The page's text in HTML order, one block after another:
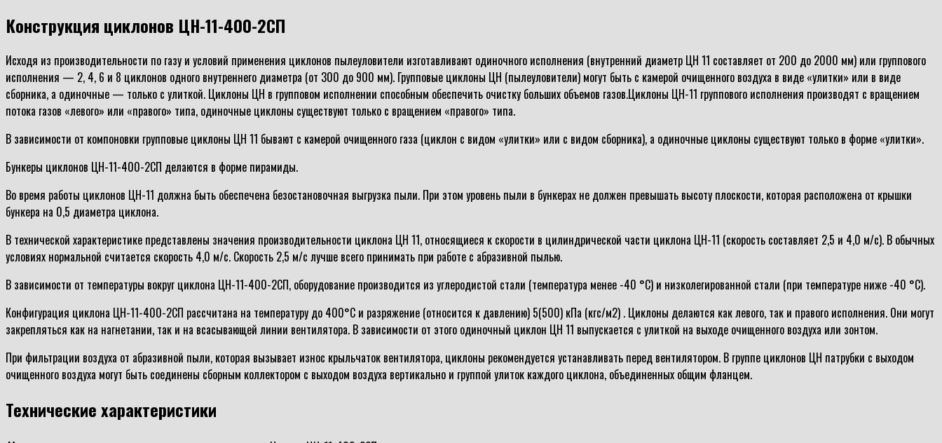
Конструкция циклонов ЦН-11-400-2СП
Исходя из производительности по газу и условий применения циклонов пылеуловители изготавливают одиночного исполнения (внутренний диаметр ЦН 11 составляет от 200 до 2000 мм) или группового
исполнения — 2, 4, 6 и 8 циклонов одного внутреннего диаметра (от 300 до 900 мм). Групповые циклоны ЦН (пылеуловители) могут быть с камерой очищенного воздуха в виде «улитки» или в виде
сборника, а одиночные — только с улиткой. Циклоны ЦН в групповом исполнении способным обеспечить очистку больших объемов газов.Циклоны ЦН-11 группового исполнения производят с вращением
потока газов «левого» или «правого» типа, одиночные циклоны существуют только с вращением «правого» типа.
В зависимости от компоновки групповые циклоны ЦН 11 бывают с камерой очищенного газа (циклон с видом «улитки» или с видом сборника), а одиночные циклоны существуют только в форме «улитки».
Бункеры циклонов ЦН-11-400-2СП делаются в форме пирамиды.
Во время работы циклонов ЦН-11 должна быть обеспечена безостановочная выгрузка пыли. При этом уровень пыли в бункерах не должен превышать высоту плоскости, которая расположена от крышки
бункера на 0,5 диаметра циклона.
В технической характеристике представлены значения производительности циклона ЦН 11, относящиеся к скорости в цилиндрической части циклона ЦН-11 (скорость составляет 2,5 и 4,0 м/с). В обычных
условиях нормальной считается скорость 4,0 м/с. Скорость 2,5 м/с лучше всего принимать при работе с абразивной пылью.
В зависимости от температуры вокруг циклона ЦН-11-400-2СП, оборудование производится из углеродистой стали (температура менее -40 °С) и низколегированной стали (при температуре ниже -40 °С).
Конфигурация циклона ЦН-11-400-2СП рассчитана на температуру до 400°С и разряжение (относится к давлению) 5(500) кПа (кгс/м2) . Циклоны делаются как левого, так и правого исполнения. Они могут
закрепляться как на нагнетании, так и на всасывающей линии вентилятора. В зависимости от этого одиночный циклон ЦН 11 выпускается с улиткой на выходе очищенного воздуха или зонтом.
При фильтрации воздуха от абразивной пыли, которая вызывает износ крыльчаток вентилятора, циклоны рекомендуется устанавливать перед вентилятором. В группе циклонов ЦН патрубки с выходом
очищенного воздуха могут быть соединены сборным коллектором с выходом воздуха вертикально и группой улиток каждого циклона, объединенных общим фланцем.
Технические характеристики